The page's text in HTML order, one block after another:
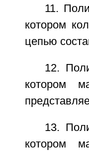
11.
котором
цепью
12.
котором
13.
котором